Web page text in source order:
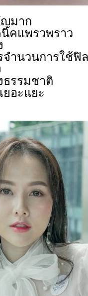
ญมาก
คแพรวพราว
จำนวนการใช้ฟิ
ธรรมชาติ
ยอะแยะ